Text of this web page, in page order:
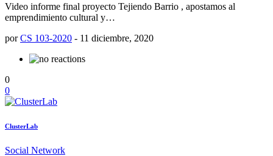
Video informe final proyecto Tejiendo Barrio , apostamos al
emprendimiento cultural y…
porCS 103-2020 - 11 diciembre, 2020
0
0
ClusterLab
Social Network